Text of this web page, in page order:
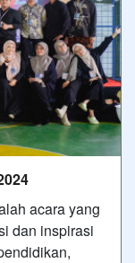
acara yang
dan inspirasi